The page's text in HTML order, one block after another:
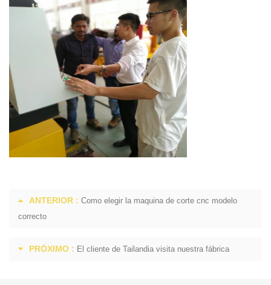
ANTERIOR : Como elegir la maquina de corte cnc modelo
correcto
PRÓXIMO : El cliente de Tailandia visita nuestra fábrica